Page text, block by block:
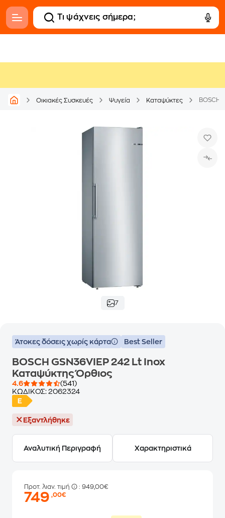
Οικιακές Συσκευές Ψυγεία Καταψύκτες BOSCH
7
Άτοκες δόσεις χωρίς κάρτα Best Seller
BOSCH GSN36VIEP 242 Lt Inox
Καταψύκτης Όρθιος
4.6
(541)
ΚΩΔΙΚΟΣ: 2062324
Εξαντλήθηκε
Αναλυτική Περιγραφή Χαρακτηριστικά
Προτ. λιαν. τιμή : 949,00€
749,00€